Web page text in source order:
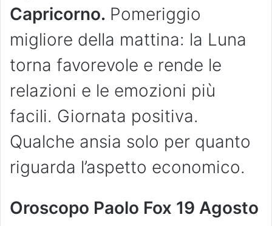
Capricorno. Pomeriggio
migliore della mattina: la Luna
torna favorevole e rende le
relazioni e le emozioni più
facili. Giornata positiva.
Qualche ansia solo per quanto
riguarda l’aspetto economico.
Oroscopo Paolo Fox 19 Agosto